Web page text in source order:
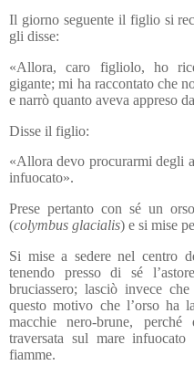
Il giorno seguente il figlio si
gli disse:
«Allora, caro figliolo, ho
gigante; mi ha raccontato che
e narrò quanto aveva appreso
Disse il figlio:
«Allora devo procurarmi degli
infuocato».
Prese pertanto con sé un
(colymbus glacialis) e si mise
Si mise a sedere nel centro
tenendo presso di sé
bruciassero; lasciò invece
questo motivo che l’orso ha
macchie nero-brune,
traversata sul mare
fiamme.